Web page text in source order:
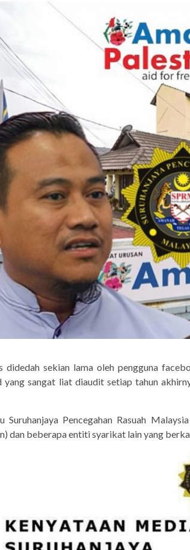
didedah sekian lama oleh pengguna
yang sangat liat diaudit setiap tahun
Suruhanjaya Pencegahan Rasuah
dan beberapa entiti syarikat lain yang